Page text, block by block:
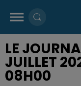
LE
JUILLET
08H00